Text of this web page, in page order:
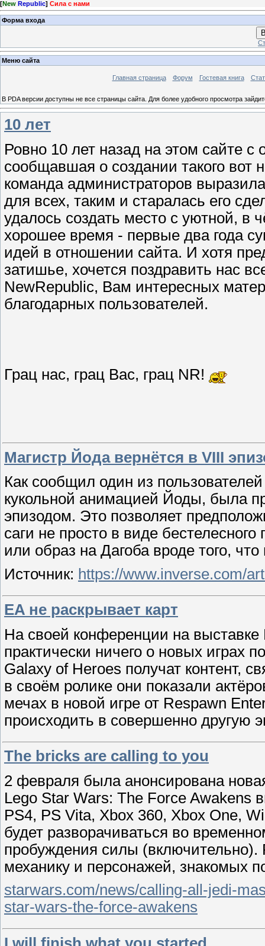
[New Republic] Сила с нами
Форма входа
Меню сайта
Главная страница Форум Гостевая книга
В PDA версии доступны не все страницы сайта. Для более удобного просмотра
10 лет
Ровно 10 лет назад на этом сайте
сообщавшая о создании такого вот
команда администраторов
для всех, таким и старалась его
удалось создать место с уютной,
хорошее время - первые два года
идей в отношении сайта. И хотя
затишье, хочется поздравить нас
NewRepublic, Вам интересных
благодарных пользователей.
Грац нас, грац Вас, грац NR!
Магистр Йода вернётся в VIII
Как сообщил один из
кукольной анимацией Йоды, была
эпизодом. Это позволяет
саги не просто в виде
или образ на Дагоба вроде того,
Источник: https://www.inverse.com/
EA не раскрывает карт
На своей конференции на выставке
практически ничего о новых играх
Galaxy of Heroes получат контент,
в своём ролике они показали
мечах в новой игре от Respawn
происходить в совершенно другую
The bricks are calling to you
2 февраля была анонсирована
Lego Star Wars: The Force Awakens
PS4, PS Vita, Xbox 360, Xbox One,
будет разворачиваться во
пробуждения силы
механику и персонажей, знакомых
starwars.com/news/calling-all-jedi-
star-wars-the-force-awakens